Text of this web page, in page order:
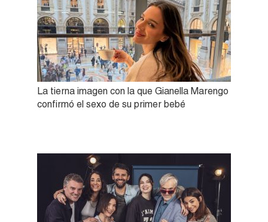
La tierna imagen con la que Gianella Marengo
confirmó el sexo de su primer bebé